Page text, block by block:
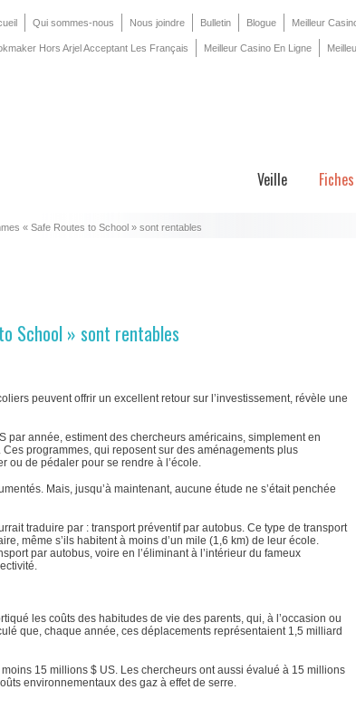
Qui sommes-nous Nous joindre Bulletin Blogue Meilleur
Hors Arjel Acceptant Les Français Meilleur Casino En Ligne
Veille
« Safe Routes to School » sont rentables
School » sont rentables
peuvent offrir un excellent retour sur l’investissement, révèle une
année, estiment des chercheurs américains, simplement en
programmes, qui reposent sur des aménagements plus
ou de pédaler pour se rendre à l’école.
Mais, jusqu’à maintenant, aucune étude ne s’était penchée
traduire par : transport préventif par autobus. Ce type de transport
même s’ils habitent à moins d’un mile (1,6 km) de leur école.
par autobus, voire en l’éliminant à l’intérieur du fameux
les coûts des habitudes de vie des parents, qui, à l’occasion ou
que, chaque année, ces déplacements représentaient 1,5 milliard
15 millions $ US. Les chercheurs ont aussi évalué à 15 millions
environnementaux des gaz à effet de serre.